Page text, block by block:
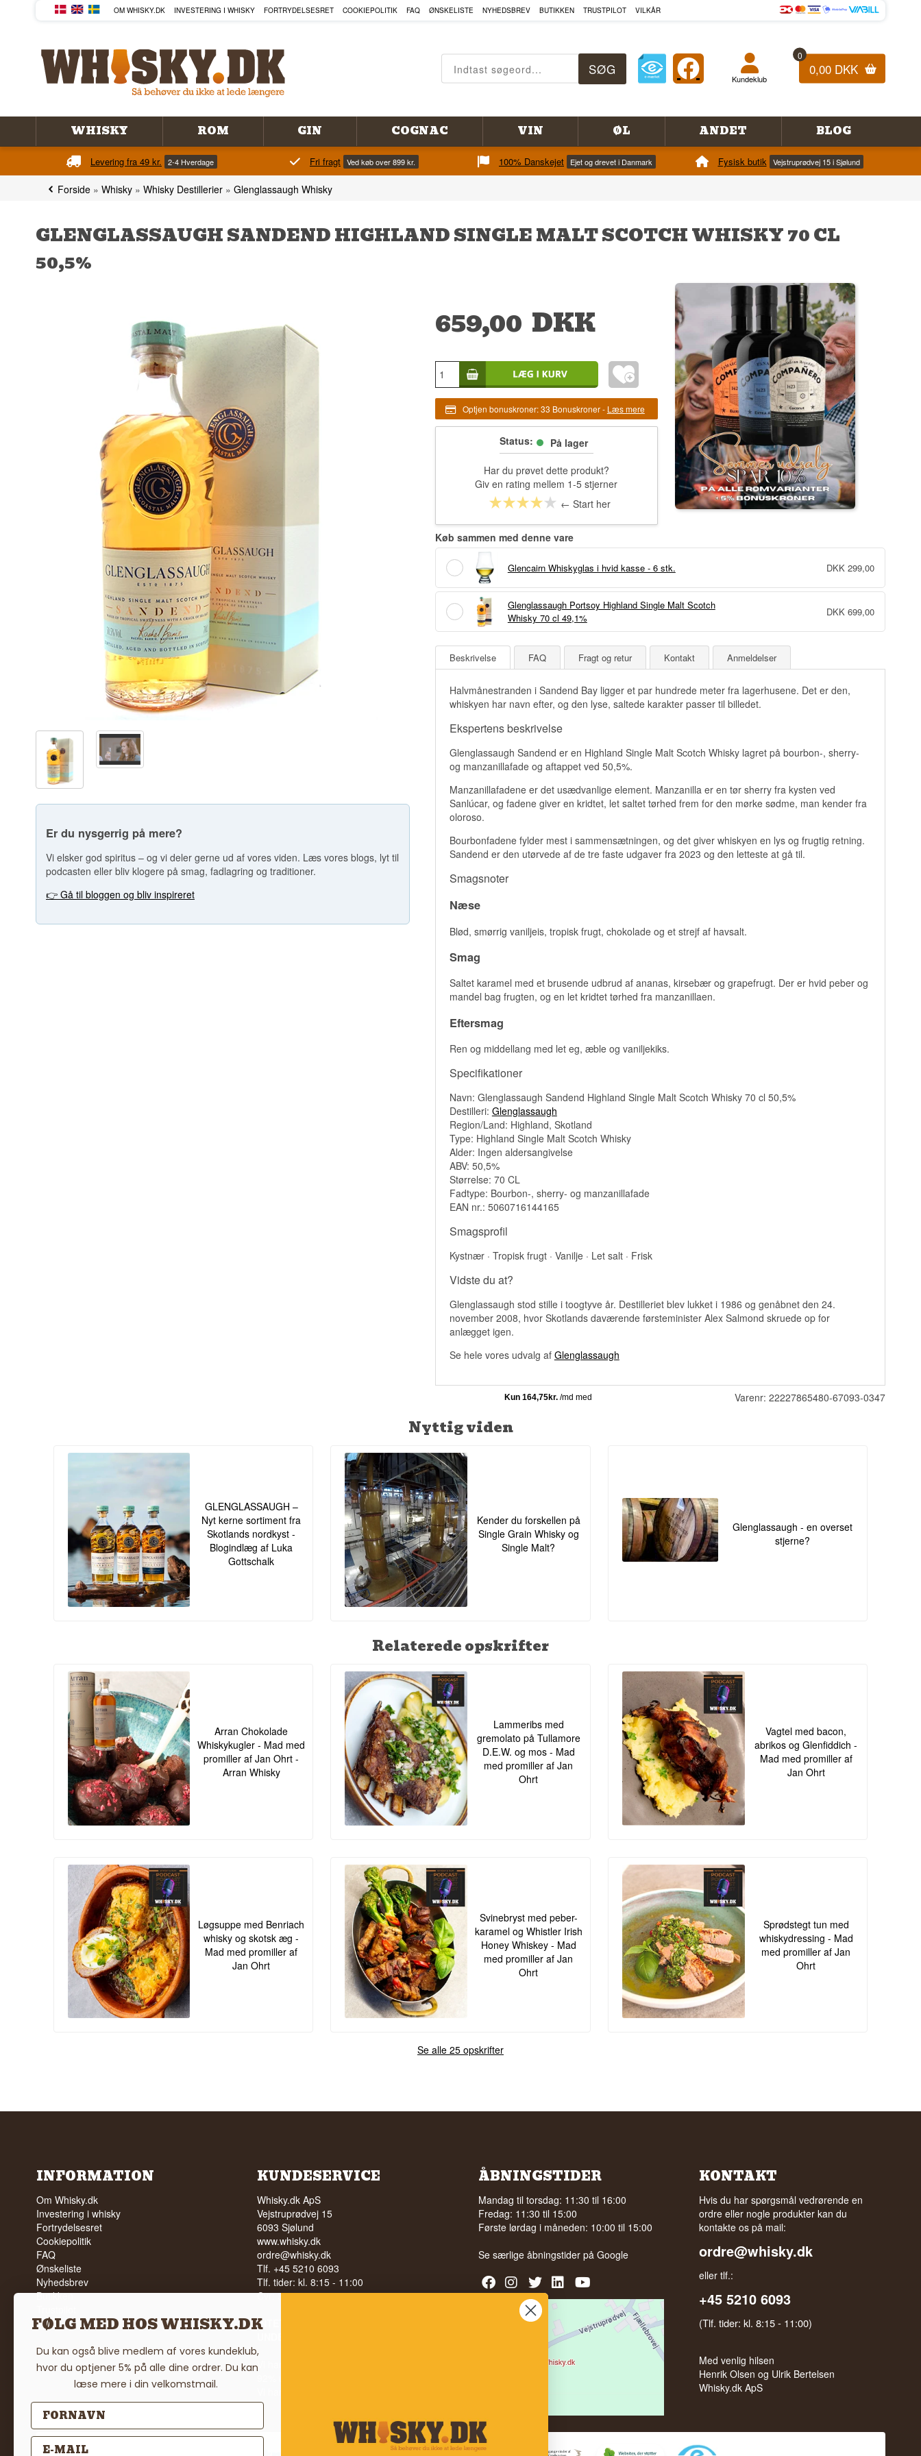
OM WHISKY.DK INVESTERING I WHISKY FORTRYDELSESRET COOKIEPOLITIK FAQ ØNSKELISTE NYHEDSBREV BUTIKKEN TRUSTPILOT VILKÅR
0
0,00 DKK
Kundeklub
WHISKY ROM GIN COGNAC VIN ØL ANDET BLOG
Levering fra 49 kr. 2-4 Hverdage Fri fragt Ved køb over 899 kr. 100% Danskejet Ejet og drevet i Danmark Fysisk butik Vejstruprødvej 15 i Sjølund
Forside » Whisky » Whisky Destillerier » Glenglassaugh Whisky
GLENGLASSAUGH SANDEND HIGHLAND SINGLE MALT SCOTCH WHISKY 70 CL
50,5%
Er du nysgerrig på mere?
Vi elsker god spiritus – og vi deler gerne ud af vores viden. Læs vores blogs, lyt til
podcasten eller bliv klogere på smag, fadlagring og traditioner.
👉 Gå til bloggen og bliv inspireret
659,00 DKK
Optjen bonuskroner:33 Bonuskroner- Læs mere
Status:
På lager
Har du prøvet dette produkt?
Giv en rating mellem 1-5 stjerner
← Start her
Køb sammen med denne vare
Glencairn Whiskyglas i hvid kasse - 6 stk. DKK 299,00
Glenglassaugh Portsoy Highland Single Malt Scotch
Whisky 70 cl 49,1%
DKK 699,00
Beskrivelse FAQ Fragt og retur Kontakt Anmeldelser
Halvmånestranden i Sandend Bay ligger et par hundrede meter fra lagerhusene. Det er den,
whiskyen har navn efter, og den lyse, saltede karakter passer til billedet.
Ekspertens beskrivelse
Glenglassaugh Sandend er en Highland Single Malt Scotch Whisky lagret på bourbon-, sherry-
og manzanillafade og aftappet ved 50,5%.
Manzanillafadene er det usædvanlige element. Manzanilla er en tør sherry fra kysten ved
Sanlúcar, og fadene giver en kridtet, let saltet tørhed frem for den mørke sødme, man kender fra
oloroso.
Bourbonfadene fylder mest i sammensætningen, og det giver whiskyen en lys og frugtig retning.
Sandend er den utørvede af de tre faste udgaver fra 2023 og den letteste at gå til.
Smagsnoter
Næse
Blød, smørrig vaniljeis, tropisk frugt, chokolade og et strejf af havsalt.
Smag
Saltet karamel med et brusende udbrud af ananas, kirsebær og grapefrugt. Der er hvid peber og
mandel bag frugten, og en let kridtet tørhed fra manzanillaen.
Eftersmag
Ren og middellang med let eg, æble og vaniljekiks.
Specifikationer
Navn: Glenglassaugh Sandend Highland Single Malt Scotch Whisky 70 cl 50,5%
Destilleri: Glenglassaugh
Region/Land: Highland, Skotland
Type: Highland Single Malt Scotch Whisky
Alder: Ingen aldersangivelse
ABV: 50,5%
Størrelse: 70 CL
Fadtype: Bourbon-, sherry- og manzanillafade
EAN nr.: 5060716144165
Smagsprofil
Kystnær · Tropisk frugt · Vanilje · Let salt · Frisk
Vidste du at?
Glenglassaugh stod stille i toogtyve år. Destilleriet blev lukket i 1986 og genåbnet den 24.
november 2008, hvor Skotlands daværende førsteminister Alex Salmond skruede op for
anlægget igen.
Se hele vores udvalg af Glenglassaugh
Varenr: 22227865480-67093-0347
Nyttig viden
GLENGLASSAUGH –
Nyt kerne sortiment fra
Skotlands nordkyst -
Blogindlæg af Luka
Gottschalk
Kender du forskellen på
Single Grain Whisky og
Single Malt?
Glenglassaugh - en overset
stjerne?
Relaterede opskrifter
Arran Chokolade
Whiskykugler - Mad med
promiller af Jan Ohrt -
Arran Whisky
Lammeribs med
gremolato på Tullamore
D.E.W. og mos - Mad
med promiller af Jan
Ohrt
Vagtel med bacon,
abrikos og Glenfiddich -
Mad med promiller af
Jan Ohrt
Løgsuppe med Benriach
whisky og skotsk æg -
Mad med promiller af
Jan Ohrt
Svinebryst med peber-
karamel og Whistler Irish
Honey Whiskey - Mad
med promiller af Jan
Ohrt
Sprødstegt tun med
whiskydressing - Mad
med promiller af Jan
Ohrt
Se alle 25 opskrifter
INFORMATION
Om Whisky.dk
Investering i whisky
Fortrydelsesret
Cookiepolitik
FAQ
Ønskeliste
Nyhedsbrev
Butikken
Vilkår
KUNDESERVICE
Whisky.dk ApS
Vejstruprødvej 15
6093 Sjølund
www.whisky.dk
ordre@whisky.dk
Tlf. +45 5210 6093
Tlf. tider: kl. 8:15 - 11:00
Cvr: 35210040
INTET SALG AF ALKOHOL TIL UNGE
Vi har en bedømmelse på
ÅBNINGSTIDER
Mandag til torsdag: 11:30 til 16:00
Fredag: 11:30 til 15:00
Første lørdag i måneden: 10:00 til 15:00
Se særlige åbningstider på Google
KONTAKT
Hvis du har spørgsmål vedrørende en
ordre eller nogle produkter kan du
kontakte os på mail:
ordre@whisky.dk
eller tlf.:
+45 5210 6093
(Tlf. tider: kl. 8:15 - 11:00)
Med venlig hilsen
Henrik Olsen og Ulrik Bertelsen
Whisky.dk ApS
FØLG MED HOS WHISKY.DK
Du kan også blive medlem af vores kundeklub,
hvor du optjener 5% på alle dine ordrer. Du kan
læse mere i din velkomstmail.